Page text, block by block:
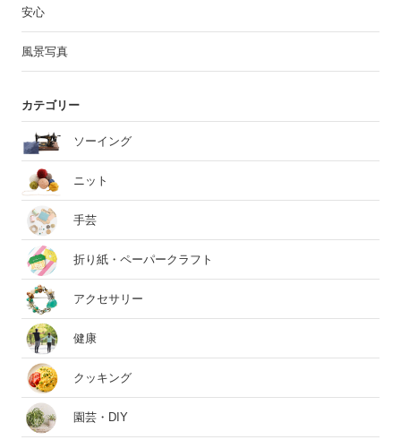
安心
風景写真
カテゴリー
ソーイング
ニット
手芸
折り紙・ペーパークラフト
アクセサリー
健康
クッキング
園芸・DIY